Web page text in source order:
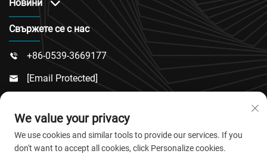
Новини
Свържете се с нас
 +86-0539-3669177
 [email Protected]
Линку, Град Вейфан, Провинция Шандонг
We value your privacy
We use cookies and similar tools to provide our services. If you
don't want to accept all cookies, click Personalize cookies.